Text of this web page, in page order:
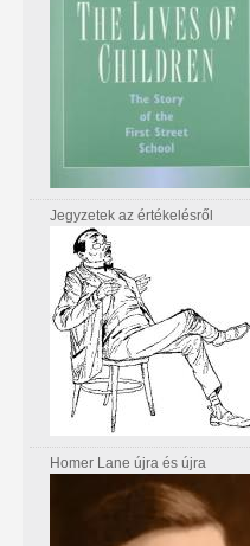
Jegyzetek az értékelésről
Homer Lane újra és újra